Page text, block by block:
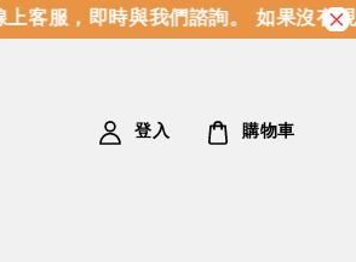
服，即時與我們諮詢。 如果沒有現
登入 購物車